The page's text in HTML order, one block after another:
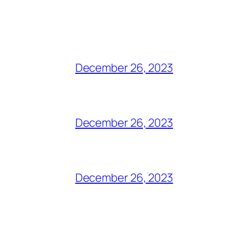
December 26, 2023
December 26, 2023
December 26, 2023